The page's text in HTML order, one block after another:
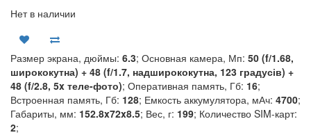
Нет в наличии
Размер экрана, дюймы: 6.3; Основная камера, Мп: 50 (f/1.68,
ширококутна) + 48 (f/1.7, надширококутна, 123 градусів) +
48 (f/2.8, 5x теле-фото); Оперативная память, Гб: 16;
Встроенная память, Гб: 128; Емкость аккумулятора, мАч: 4700;
Габариты, мм: 152.8x72x8.5; Вес, г: 199; Количество SIM-карт:
2;